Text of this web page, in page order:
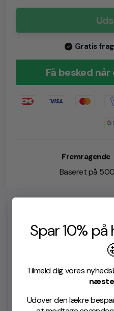
Gratis
Få besked
Fremragende
Baseret på
Hvis din bagside er gået i
Vi kan anbefale at benytte
kan bestilleHER
Spar 10%
Tilmeld dig vores
Udover den lækre